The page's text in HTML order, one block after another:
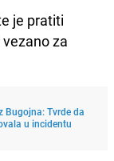
je pratiti
za
Bugojna: Tvrde da
u incidentu